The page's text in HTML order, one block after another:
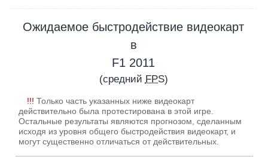
Ожидаемое быстродействие видеокарт
в
F1 2011
(средний FPS)
!!! Только часть указанных ниже видеокарт
действительно была протестирована в этой игре.
Остальные результаты являются прогнозом, сделанным
исходя из уровня общего быстродействия видеокарт, и
могут существенно отличаться от действительных.